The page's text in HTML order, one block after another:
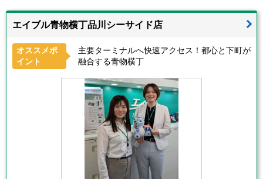
エイブル青物横丁品川シーサイド店
オススメポ
イント
主要ターミナルへ快速アクセス！都心と下町が
融合する青物横丁